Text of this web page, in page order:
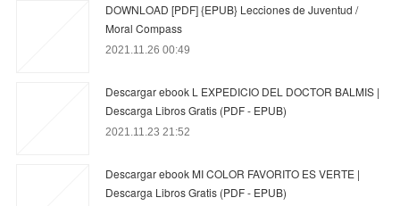
DOWNLOAD [PDF] {EPUB} Lecciones de Juventud /
Moral Compass
2021.11.26 00:49
Descargar ebook L EXPEDICIO DEL DOCTOR BALMIS |
Descarga Libros Gratis (PDF - EPUB)
2021.11.23 21:52
Descargar ebook MI COLOR FAVORITO ES VERTE |
Descarga Libros Gratis (PDF - EPUB)